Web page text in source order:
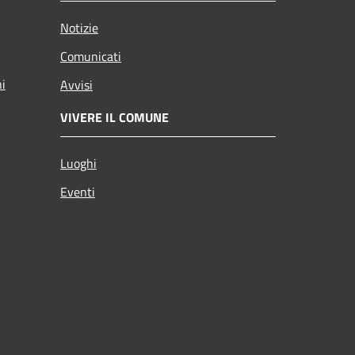
Notizie
Comunicati
Avvisi
VIVERE IL COMUNE
Luoghi
Eventi